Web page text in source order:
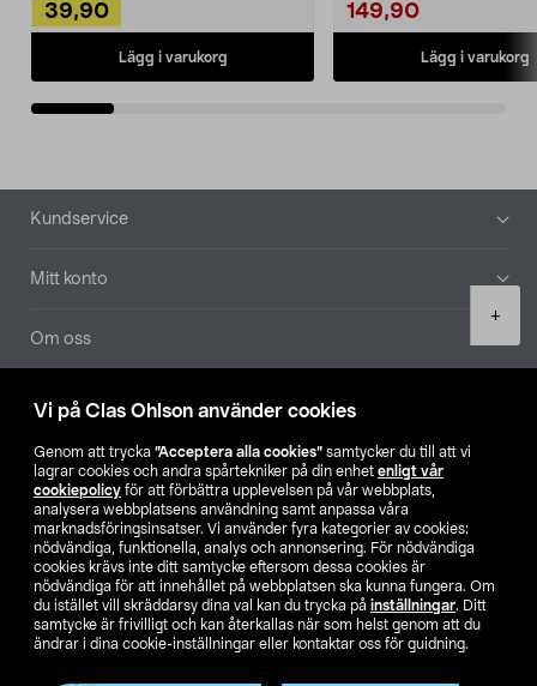
Vi på Clas Ohlson använder cookies
Genom att trycka ”Acceptera alla cookies” samtycker du till att vi
lagrar cookies och andra spårtekniker på din enhet enligt vår
cookiepolicy för att förbättra upplevelsen på vår webbplats,
analysera webbplatsens användning samt anpassa våra
marknadsföringsinsatser. Vi använder fyra kategorier av cookies:
nödvändiga, funktionella, analys och annonsering. För nödvändiga
cookies krävs inte ditt samtycke eftersom dessa cookies är
nödvändiga för att innehållet på webbplatsen ska kunna fungera. Om
du istället vill skräddarsy dina val kan du trycka på inställningar. Ditt
samtycke är frivilligt och kan återkallas när som helst genom att du
ändrar i dina cookie-inställningar eller kontaktar oss för guidning.
+
39,90
Lägg i varukorg
149,90
Lägg i varukorg
Sidfot
Kundservice
Mitt konto
Om oss
Aktuellt
Våra bolag
Hitta butik
SE NO FI